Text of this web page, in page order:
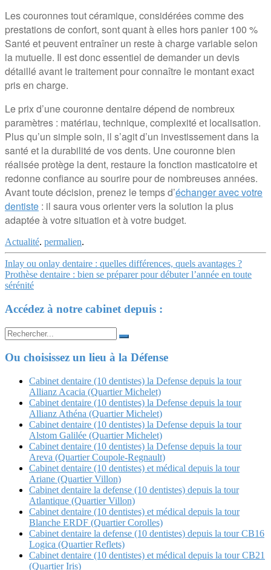
Les couronnes tout céramique, considérées comme des
prestations de confort, sont quant à elles hors panier 100 %
Santé et peuvent entraîner un reste à charge variable selon
la mutuelle. Il est donc essentiel de demander un devis
détaillé avant le traitement pour connaître le montant exact
pris en charge.
Le prix d’une couronne dentaire dépend de nombreux
paramètres : matériau, technique, complexité et localisation.
Plus qu’un simple soin, il s’agit d’un investissement dans la
santé et la durabilité de vos dents. Une couronne bien
réalisée protège la dent, restaure la fonction masticatoire et
redonne confiance au sourire pour de nombreuses années.
Avant toute décision, prenez le temps d’échanger avec votre
dentiste : il saura vous orienter vers la solution la plus
adaptée à votre situation et à votre budget.
Actualité. permalien.
Navigation
Article
Inlay ou onlay dentaire : quelles différences, quels avantages ?
Prothèse dentaire : bien se préparer pour débuter l’année en toute
sérénité
Accédez à notre cabinet depuis :
Search
for:
Ou choisissez un lieu à la Défense
Cabinet dentaire (10 dentistes) la Defense depuis la tour
Allianz Acacia (Quartier Michelet)
Cabinet dentaire (10 dentistes) la Defense depuis la tour
Allianz Athéna (Quartier Michelet)
Cabinet dentaire (10 dentistes) la Defense depuis la tour
Alstom Galilée (Quartier Michelet)
Cabinet dentaire (10 dentistes) la Defense depuis la tour
Areva (Quartier Coupole-Regnault)
Cabinet dentaire (10 dentistes) et médical depuis la tour
Ariane (Quartier Villon)
Cabinet dentaire la defense (10 dentistes) depuis la tour
Atlantique (Quartier Villon)
Cabinet dentaire (10 dentistes) et médical depuis la tour
Blanche ERDF (Quartier Corolles)
Cabinet dentaire la defense (10 dentistes) depuis la tour CB16
Logica (Quartier Reflets)
Cabinet dentaire (10 dentistes) et médical depuis la tour CB21
(Quartier Iris)